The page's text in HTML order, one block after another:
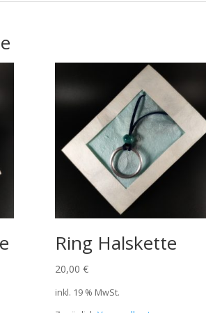
Ring Halskette
20,00 €
inkl. 19 % MwSt.